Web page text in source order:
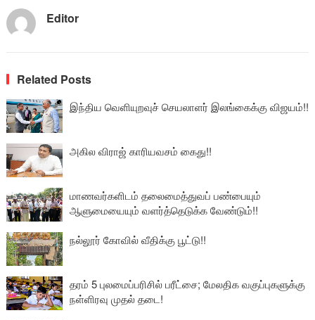
Editor
Related Posts
இந்திய வெளியுறவுச் செயலாளர் இலங்கைக்கு விஜயம்!!
அகில விராஜ் காரியவசம் கைது!!
மாணவர்களிடம் தலைமைத்துவப் பண்பையும்
ஆளுமையையும் வளர்த்தெடுக்க வேண்டும்!!
நல்லூர் கோவில் வீதிக்கு பூட்டு!!
தரம் 5 புலமைப்பரிசில் பரீட்சை; மேலதிக வகுப்புகளுக்கு
நள்ளிரவு முதல் தடை!